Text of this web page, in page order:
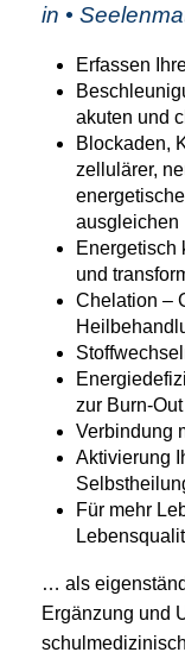
in •
Erfassen
akuten und
Blockaden,
zellulärer,
ausgleichen
Energetisch
und
Chelation –
zur Burn-
Verbindung
Aktivierung
Für mehr
… als
Ergänzung und